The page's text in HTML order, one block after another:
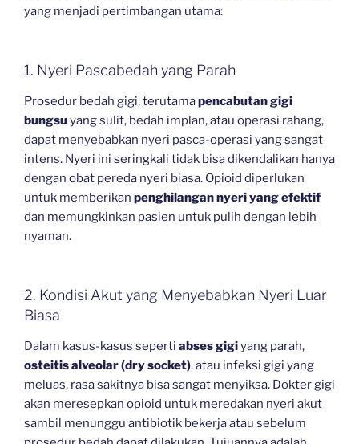
yang menjadi pertimbangan utama:
1. Nyeri Pascabedah yang Parah
Prosedur bedah gigi, terutamapencabutan gigi
bungsuyang sulit, bedah implan, atau operasi rahang,
dapat menyebabkan nyeri pasca-operasi yang sangat
intens. Nyeri ini seringkali tidak bisa dikendalikan hanya
dengan obat pereda nyeri biasa. Opioid diperlukan
untuk memberikan penghilangan nyeri yang efektif
dan memungkinkan pasien untuk pulih dengan lebih
nyaman.
2. Kondisi Akut yang Menyebabkan Nyeri Luar
Biasa
Dalam kasus-kasus seperti abses gigiyang parah,
osteitis alveolar (dry socket), atau infeksi gigi yang
meluas, rasa sakitnya bisa sangat menyiksa. Dokter gigi
akan meresepkan opioid untuk meredakan nyeri akut
sambil menunggu antibiotik bekerja atau sebelum